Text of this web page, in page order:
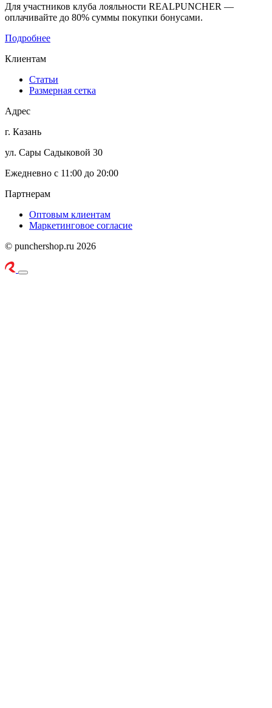
Для участников клуба лояльности REALPUNCHER —
оплачивайте до 80% суммы покупки бонусами.
Подробнее
Клиентам
Статьи
Размерная сетка
Адрес
г. Казань
ул. Сары Садыковой 30
Ежедневно с 11:00 до 20:00
Партнерам
Оптовым клиентам
Маркетинговое согласие
© punchershop.ru 2026